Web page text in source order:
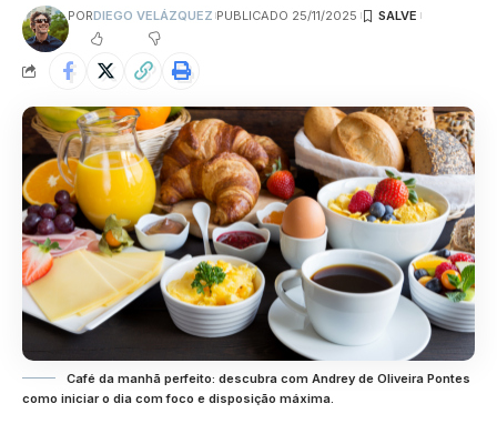
PORDIEGO VELÁZQUEZ PUBLICADO 25/11/2025
Café da manhã perfeito: descubra com Andrey de Oliveira Pontes
como iniciar o dia com foco e disposição máxima.